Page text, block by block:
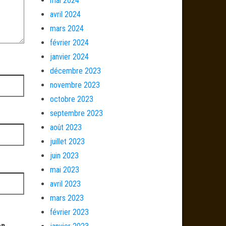
avril 2024
mars 2024
février 2024
janvier 2024
décembre 2023
novembre 2023
octobre 2023
septembre 2023
août 2023
juillet 2023
juin 2023
mai 2023
avril 2023
mars 2023
février 2023